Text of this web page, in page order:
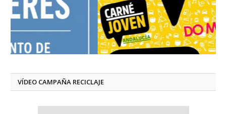
VÍDEO CAMPAÑA RECICLAJE